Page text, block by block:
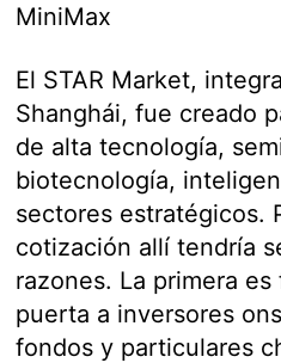
MiniMax
El STAR Market,
Shanghái, fue creado
de alta tecnología,
biotecnología,
sectores estratégicos.
cotización allí tendría
razones. La primera
puerta a inversores
fondos y particulares